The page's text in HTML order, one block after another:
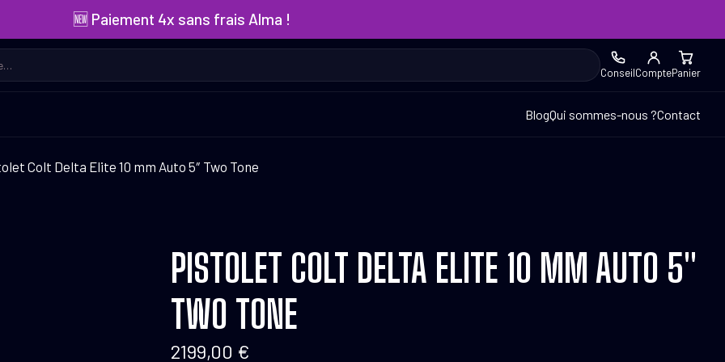
🆕 Paiement 4x sans frais Alma !
ConseilComptePanier
BlogQui sommes-nous ?Contact
Colt Delta Elite 10 mm Auto 5″ Two Tone
PISTOLET COLT DELTA ELITE 10 MM AUTO 5″
TWO TONE
2199,00 €